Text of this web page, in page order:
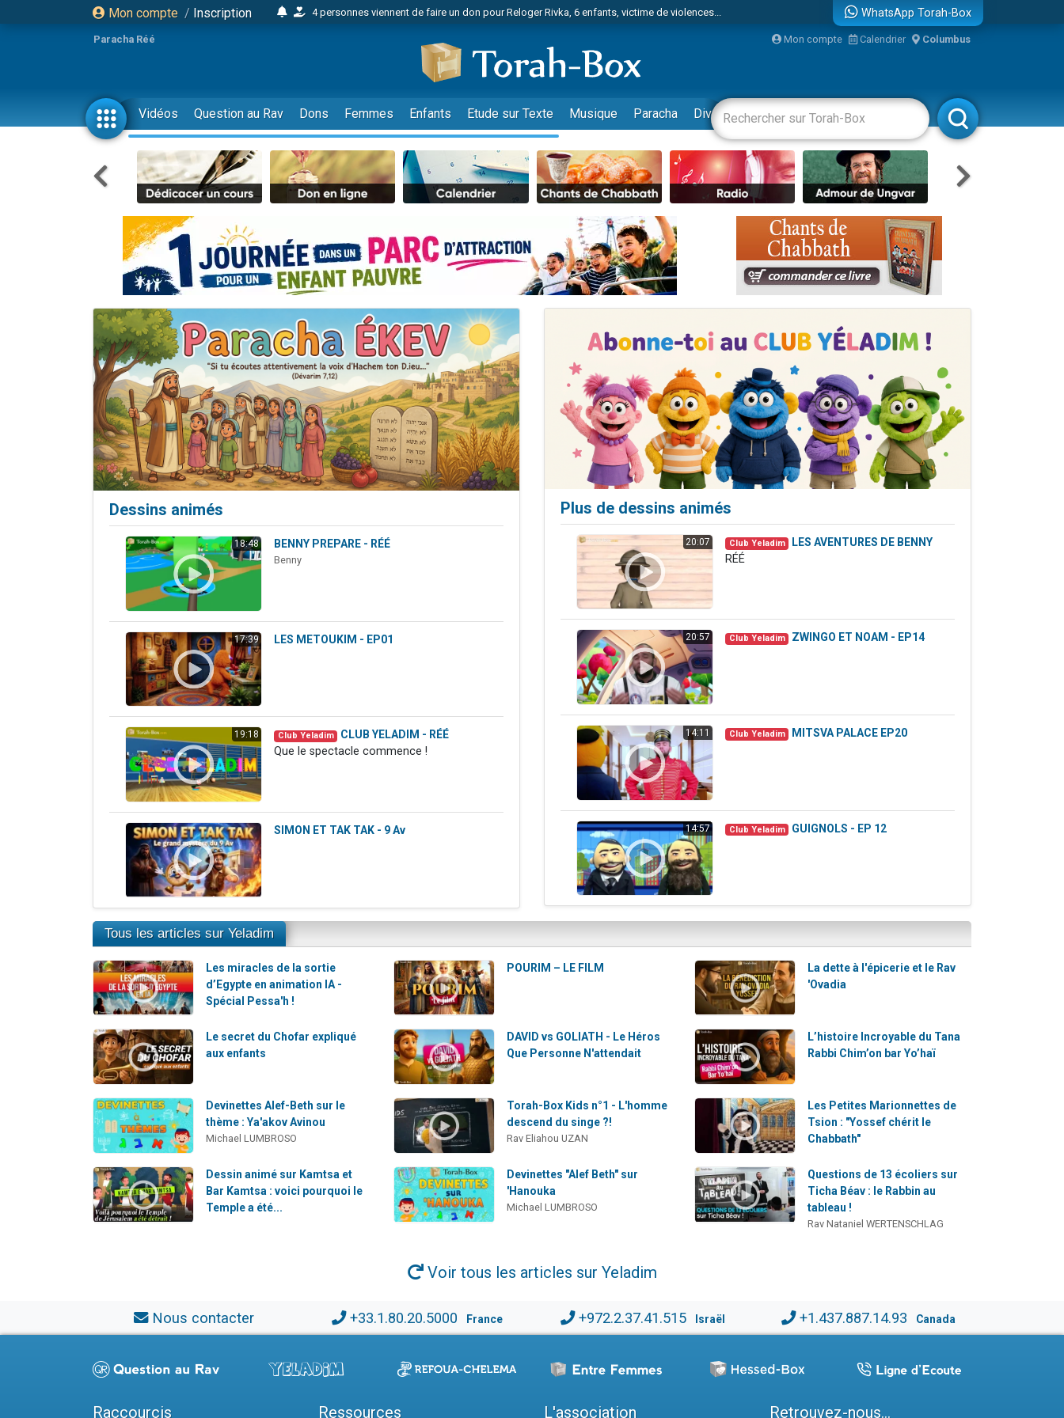
Mon compte / Inscription
4 personnes viennent de faire un don pour Reloger Rivka, 6 enfants, victime de violences...
17 personnes viennent de demander une bénédiction
4 personnes viennent de nous rejoindre sur WhatsApp
Il reste 49 places pour étudier en groupe sur Zoom
23 personnes viennent de faire un don pour Diane, 80 ans, dans un appartement insalubre
Eva vient de donner son Maasser
4 personnes viennent de nous rejoindre sur WhatsApp
3 personnes viennent de nous rejoindre sur WhatsApp
3 personnes viennent de faire un don pour 5 jours de vacances aux Orphelins
Odaya vient de donner son Maasser
2 personnes viennent de nous rejoindre sur WhatsApp
13 personnes viennent de demander une bénédiction
12 nouvelles musiques dans Torah-Box Music
30 personnes viennent de faire un don pour Sauvez la jambe de Yohan
Il reste 49 places pour étudier en groupe sur Zoom
3 personnes viennent de nous rejoindre sur WhatsApp
2 personnes viennent de nous rejoindre sur WhatsApp
2 nouvelles musiques dans Torah-Box Music
6 personnes viennent de nous rejoindre sur WhatsApp
WhatsApp Torah-Box
Paracha Réé Mon compte Calendrier Columbus
Vidéos Question au Rav Dons Femmes Enfants Etude sur Texte Musique Paracha Divertissements Livres Rabbanim
Dessins animés
18:48 BENNY PREPARE - RÉÉ
Benny
17:39 LES METOUKIM - EP01
19:18 Club Yeladim CLUB YELADIM - RÉÉ
Que le spectacle commence !
SIMON ET TAK TAK - 9 Av
Plus de dessins animés
20:07 Club Yeladim LES AVENTURES DE BENNY
RÉÉ
20:57 Club Yeladim ZWINGO ET NOAM - EP14
14:11 Club Yeladim MITSVA PALACE EP20
14:57 Club Yeladim GUIGNOLS - EP 12
Tous les articles sur Yeladim
Les miracles de la sortie
d’Egypte en animation IA -
Spécial Pessa'h !
POURIM – LE FILM
La dette à l'épicerie et le Rav
'Ovadia
Le secret du Chofar expliqué
aux enfants
DAVID vs GOLIATH - Le Héros
Que Personne N'attendait
L’histoire Incroyable du Tana
Rabbi Chim’on bar Yo’haï
Devinettes Alef-Beth sur le
thème : Ya'akov Avinou
Michael LUMBROSO
Torah-Box Kids n°1 - L'homme
descend du singe ?!
Rav Eliahou UZAN
Les Petites Marionnettes de
Tsion : "Yossef chérit le
Chabbath"
Dessin animé sur Kamtsa et
Bar Kamtsa : voici pourquoi le
Temple a été...
Devinettes "Alef Beth" sur
'Hanouka
Michael LUMBROSO
Questions de 13 écoliers sur
Ticha Béav : le Rabbin au
tableau !
Rav Nataniel WERTENSCHLAG
Voir tous les articles sur Yeladim
Nous contacter +33.1.80.20.5000 France +972.2.37.41.515 Israël +1.437.887.14.93 Canada
Raccourcis Ressources L'association Retrouvez-nous...